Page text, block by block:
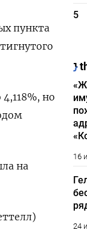
пункта
но
на
5